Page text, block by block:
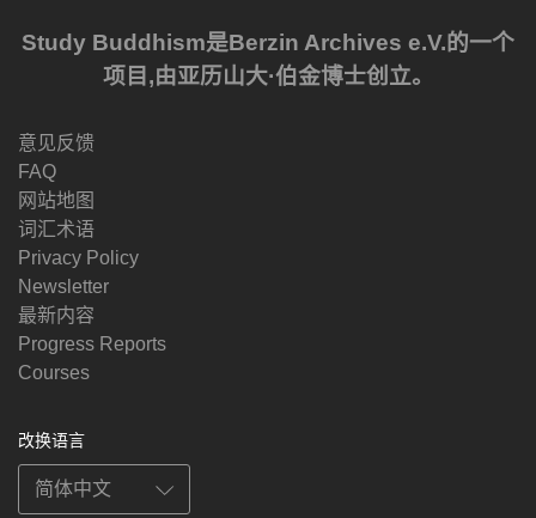
Study Buddhism是Berzin Archives e.V.的一个
项目,由亚历山大·伯金博士创立。
意见反馈
FAQ
网站地图
词汇术语
Privacy Policy
Newsletter
最新内容
Progress Reports
Courses
改换语言